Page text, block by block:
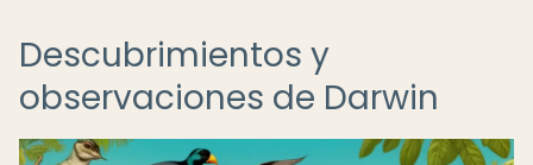
Descubrimientos y
observaciones de Darwin